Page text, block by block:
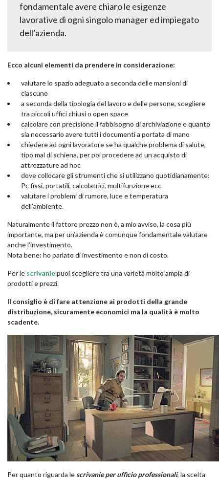
fondamentale avere chiaro le esigenze
lavorative di ogni singolo manager ed impiegato
dell’azienda.
Ecco alcuni elementi da prendere in considerazione:
valutare lo spazio adeguato a seconda delle mansioni di
ciascuno
a seconda della tipologia del lavoro e delle persone, scegliere
tra piccoli uffici chiusi o open space
calcolare con precisione il fabbisogno di archiviazione e quanto
sia necessario avere tutti i documenti a portata di mano
chiedere ad ogni lavoratore se ha qualche problema di salute,
tipo mal di schiena, per poi procedere ad un acquisto di
attrezzature ad hoc
dove collocare gli strumenti che si utilizzano quotidianamente:
Pc fissi, portatili, calcolatrici, multifunzione ecc
valutare i problemi di rumore, luce e temperatura
dell’ambiente.
Naturalmente il fattore prezzo non è, a mio avviso, la cosa più
importante, ma per un’azienda è comunque fondamentale valutare
anche l’investimento.
Nota bene: ho parlato di investimento e non di costo.
Per le scrivaniepuoi scegliere tra una varietà molto ampia di
prodotti e prezzi.
Il consiglio è di fare attenzione ai prodotti della grande
distribuzione, sicuramente economici ma la qualità è molto
scadente.
Per quanto riguarda le scrivanie per ufficio professionali, la scelta